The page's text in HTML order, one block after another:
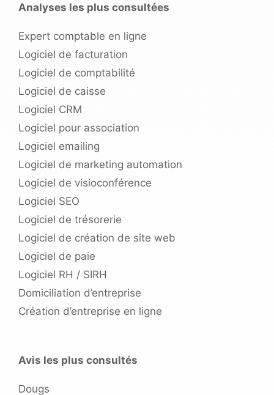
Analyses les plus consultées
Expert comptable en ligne
Logiciel de facturation
Logiciel de comptabilité
Logiciel de caisse
Logiciel CRM
Logiciel pour association
Logiciel emailing
Logiciel de marketing automation
Logiciel de visioconférence
Logiciel SEO
Logiciel de trésorerie
Logiciel de création de site web
Logiciel de paie
Logiciel RH / SIRH
Domiciliation d’entreprise
Création d’entreprise en ligne
Avis les plus consultés
Dougs